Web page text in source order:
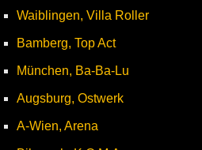
Waiblingen, Villa Roller
Bamberg, Top Act
München, Ba-Ba-Lu
Augsburg, Ostwerk
A-Wien, Arena